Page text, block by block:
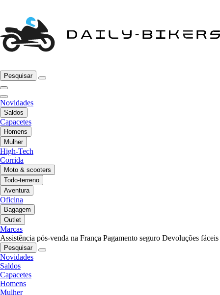
Pesquisar
Novidades
Saldos
Capacetes
Homens
Mulher
High-Tech
Corrida
Moto & scooters
Todo-terreno
Aventura
Oficina
Bagagem
Outlet
Marcas
Assistência pós-venda na França Pagamento seguro Devoluções fáceis
Pesquisar
Novidades
Saldos
Capacetes
Homens
Mulher